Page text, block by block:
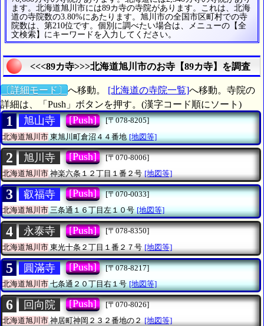
ます。北海道旭川市には89カ寺の寺院があります。これは、北海
道の寺院数の3.80%にあたります。旭川市の全国市区町村での寺
院数は、第210位です。個別に調べたい場合は、メニューの【全
文検索】にキーワードを入力してください。
<<<89カ寺>>>北海道旭川市のお寺【89カ寺】を調査
〔詳細モード〕 へ移動。 [北海道の寺院一覧]へ移動。寺院の
詳細は、「Push」ボタンを押す。(漢字コード順にソート)
1 旭山寺 [Push]
[〒078-8205]
北海道旭川市東旭川町倉沼４４番地 [地図等]
2 旭川寺 [Push]
[〒070-8006]
北海道旭川市神楽六条１２丁目１番２号 [地図等]
3 叡福寺 [Push]
[〒070-0033]
北海道旭川市三条通１６丁目左１０号 [地図等]
4 永泰寺 [Push]
[〒078-8350]
北海道旭川市 東光十条２丁目１番２７号 [地図等]
5 圓滿寺 [Push]
[〒078-8217]
北海道旭川市七条通２０丁目右１号 [地図等]
6 回向院 [Push]
[〒070-8026]
北海道旭川市神居町神岡２３２番地の２ [地図等]